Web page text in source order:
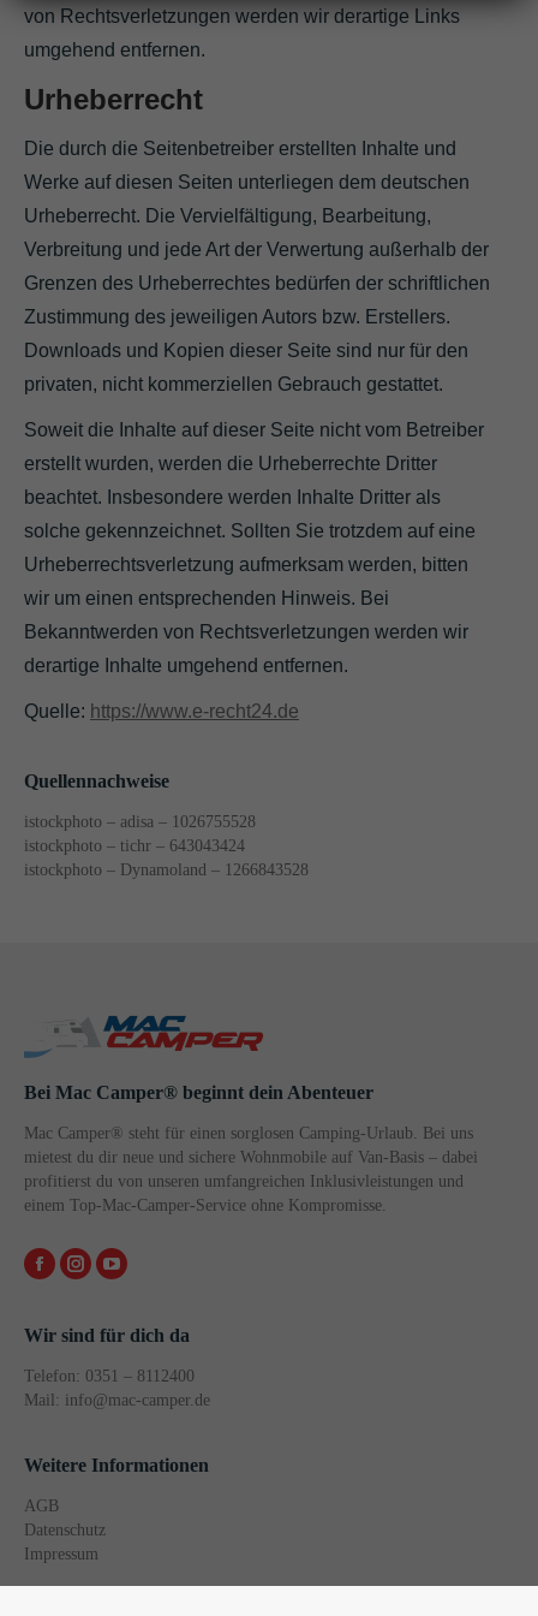
von Rechtsverletzungen werden wir derartige Links
umgehend entfernen.
Urheberrecht
Die durch die Seitenbetreiber erstellten Inhalte und
Werke auf diesen Seiten unterliegen dem deutschen
Urheberrecht. Die Vervielfältigung, Bearbeitung,
Verbreitung und jede Art der Verwertung außerhalb der
Grenzen des Urheberrechtes bedürfen der schriftlichen
Zustimmung des jeweiligen Autors bzw. Erstellers.
Downloads und Kopien dieser Seite sind nur für den
privaten, nicht kommerziellen Gebrauch gestattet.
Soweit die Inhalte auf dieser Seite nicht vom Betreiber
erstellt wurden, werden die Urheberrechte Dritter
beachtet. Insbesondere werden Inhalte Dritter als
solche gekennzeichnet. Sollten Sie trotzdem auf eine
Urheberrechtsverletzung aufmerksam werden, bitten
wir um einen entsprechenden Hinweis. Bei
Bekanntwerden von Rechtsverletzungen werden wir
derartige Inhalte umgehend entfernen.
Quelle: https://www.e-recht24.de
Quellennachweise
istockphoto – adisa – 1026755528
istockphoto – tichr – 643043424
istockphoto – Dynamoland – 1266843528
Bei Mac Camper® beginnt dein Abenteuer
Mac Camper® steht für einen sorglosen Camping-Urlaub. Bei uns
mietest du dir neue und sichere Wohnmobile auf Van-Basis – dabei
profitierst du von unseren umfangreichen Inklusivleistungen und
einem Top-Mac-Camper-Service ohne Kompromisse.
Facebook
Instagram
Wir sind für dich da
Telefon: 0351 – 8112400
Mail: info@mac-camper.de
Weitere Informationen
AGB
Datenschutz
Impressum